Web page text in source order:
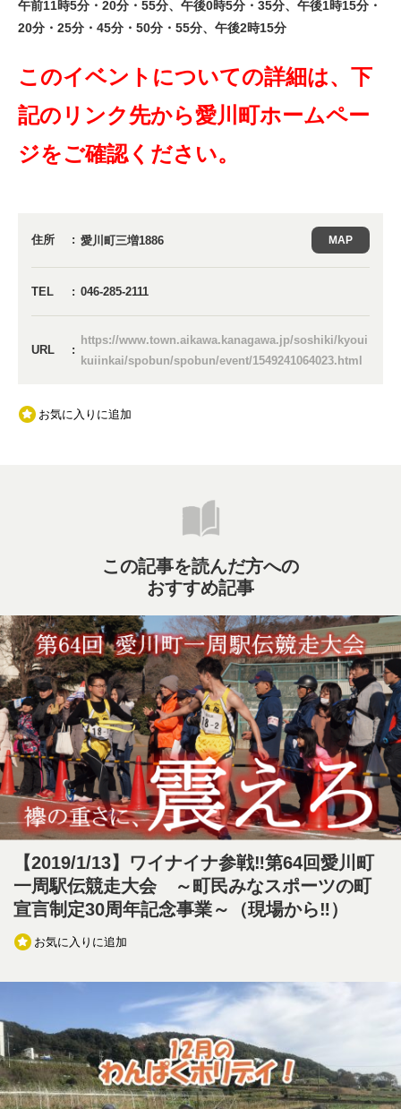
午前11時5分・20分・55分、午後0時5分・35分、午後1時15分・
20分・25分・45分・50分・55分、午後2時15分
このイベントについての詳細は、下
記のリンク先から愛川町ホームペー
ジをご確認ください。
住所 愛川町三増1886 MAP
TEL 046-285-2111
URL
https://www.town.aikawa.kanagawa.jp/soshiki/kyoui
kuiinkai/spobun/spobun/event/1549241064023.html
お気に入りに追加
この記事を読んだ方への
おすすめ記事
【2019/1/13】ワイナイナ参戦‼第64回愛川町
一周駅伝競走大会 ～町民みなスポーツの町
宣言制定30周年記念事業～（現場から‼）
お気に入りに追加